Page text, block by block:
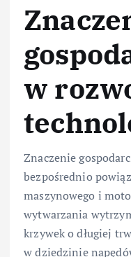
w
Znaczenie
bezpośrednio
maszynowego i
wytwarzania
krzywek o długiej
w dziedzinie